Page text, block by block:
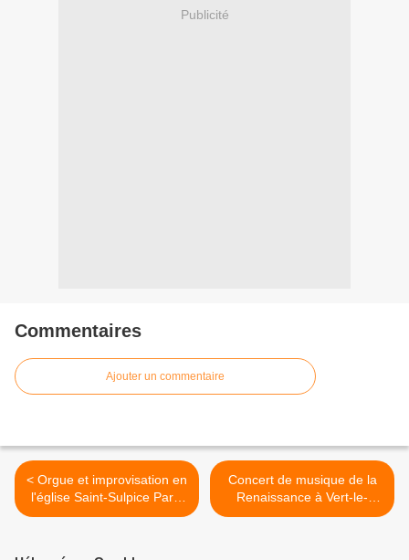
Publicité
Commentaires
Ajouter un commentaire
< Orgue et improvisation en
l'église Saint-Sulpice Paris
6e
Concert de musique de la
Renaissance à Vert-le-
Grand (91) >